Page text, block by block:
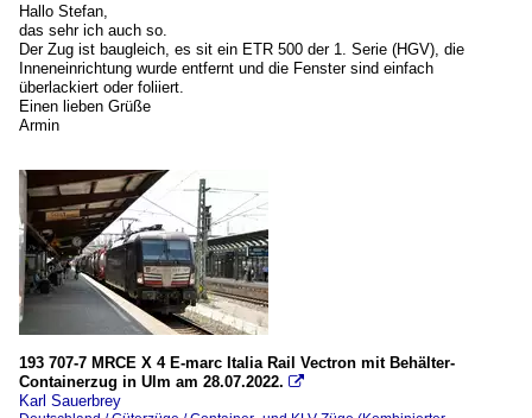
Hallo Stefan,
das sehr ich auch so.
Der Zug ist baugleich, es sit ein ETR 500 der 1. Serie (HGV), die
Inneneinrichtung wurde entfernt und die Fenster sind einfach
überlackiert oder foliiert.
Einen lieben Grüße
Armin
193 707-7 MRCE X 4 E-marc Italia Rail Vectron mit Behälter-
Containerzug in Ulm am 28.07.2022. 
Karl Sauerbrey